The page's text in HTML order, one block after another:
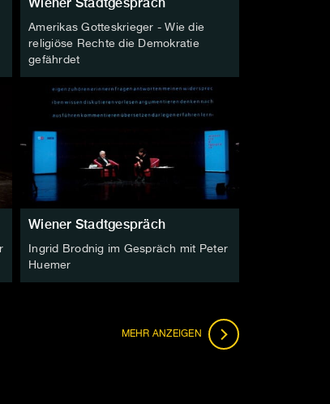
Amerikas Gotteskrieger - Wie die
religiöse Rechte die Demokratie
gefährdet
Wiener Stadtgespräch
Ingrid Brodnig im Gespräch mit Peter
Huemer
MEHR FOLGEN
ANZEIGEN